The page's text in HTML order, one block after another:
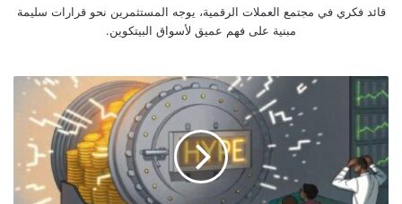
قائد فكري في مجتمع العملات الرقمية، يوجه المستثمرين نحو قرارات سليمة
مبنية على فهم عميق لأسواق البيتكوين.
عيون
سوق
هايبرليكويد
على
دعم
35
دولارًا